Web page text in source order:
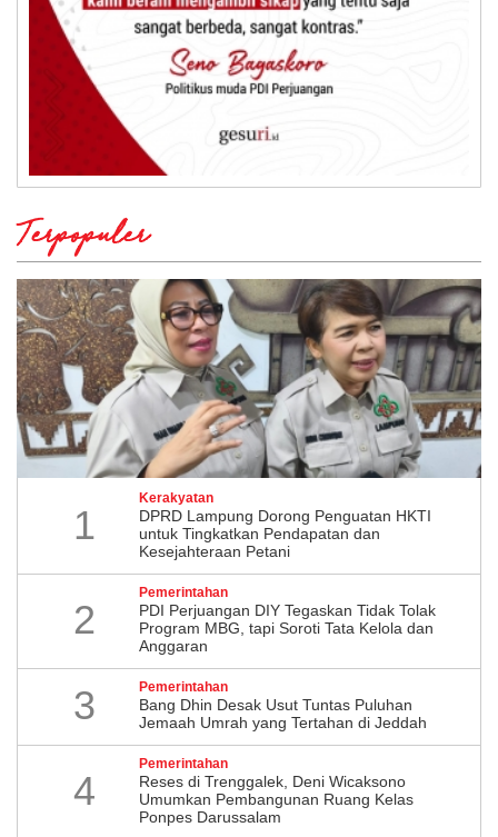
Terpopuler
1
Kerakyatan
DPRD Lampung Dorong Penguatan HKTI
untuk Tingkatkan Pendapatan dan
Kesejahteraan Petani
2
Pemerintahan
PDI Perjuangan DIY Tegaskan Tidak Tolak
Program MBG, tapi Soroti Tata Kelola dan
Anggaran
3 Pemerintahan
Bang Dhin Desak Usut Tuntas Puluhan
Jemaah Umrah yang Tertahan di Jeddah
4
Pemerintahan
​Reses di Trenggalek, Deni Wicaksono
Umumkan Pembangunan Ruang Kelas
Ponpes Darussalam